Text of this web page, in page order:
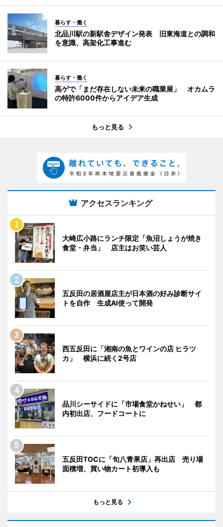
暮らす・働く
北品川駅の新駅舎デザイン発表 旧東海道との調和
を意識、高架化工事進む
暮らす・働く
高ゲで「まだ存在しない未来の職業展」 オカムラ
の特許6000件からアイデア生成
もっと見る
アクセスランキング
大崎広小路にランチ限定「魚沼しょうが焼き
食堂・弁当」 店主はお笑い芸人
五反田の居酒屋店主が日本酒の好み診断サイ
トを自作 生成AI使って開発
西五反田に「湘南の魚とワインの店 ヒラツ
カ」 横浜に続く2号店
品川シーサイドに「市場食堂かねせい」 都
内初出店、フードコートに
五反田TOCに「旬八青果店」再出店 売り場
面積増、買い物カート初導入も
もっと見る